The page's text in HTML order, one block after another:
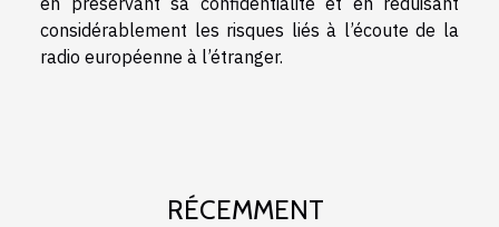
considérablement les risques liés à l’écoute de la
radio européenne à l’étranger.
RÉCEMMENT